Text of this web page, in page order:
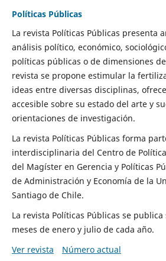
Políticas Públicas
La revista Políticas Públicas presenta
análisis político, económico,
políticas públicas o de dimensiones
revista se propone estimular la
ideas entre diversas disciplinas,
accesible sobre su estado del arte y
orientaciones de investigación.
La revista Políticas Públicas forma
interdisciplinaria del Centro de
del Magíster en Gerencia y Políticas
de Administración y Economía de la
Santiago de Chile.
La revista Políticas Públicas se
meses de enero y julio de cada año.
Ver revista
Número actual